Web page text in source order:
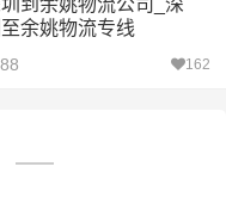
余姚物流专线
162